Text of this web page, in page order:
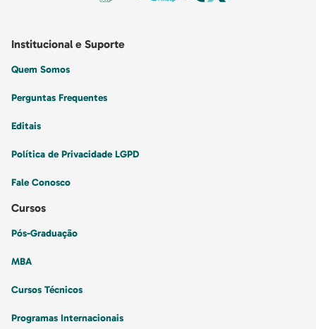
Institucional e Suporte
Quem Somos
Perguntas Frequentes
Editais
Política de Privacidade LGPD
Fale Conosco
Cursos
Pós-Graduação
MBA
Cursos Técnicos
Programas Internacionais